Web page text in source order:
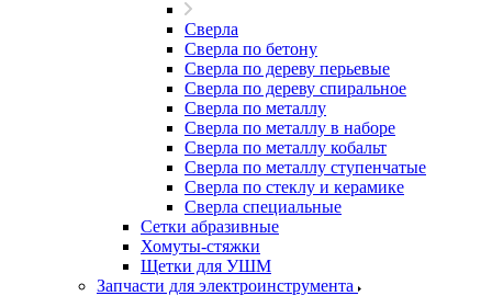
Сверла
Сверла по бетону
Сверла по дереву перьевые
Сверла по дереву спиральное
Сверла по металлу
Сверла по металлу в наборе
Сверла по металлу кобальт
Сверла по металлу ступенчатые
Сверла по стеклу и керамике
Сверла специальные
Сетки абразивные
Хомуты-стяжки
Щетки для УШМ
Запчасти для электроинструмента